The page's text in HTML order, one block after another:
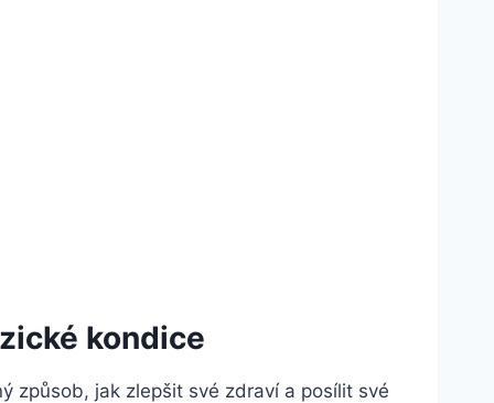
kondice
způsob, jak zlepšit své zdraví a posílit své